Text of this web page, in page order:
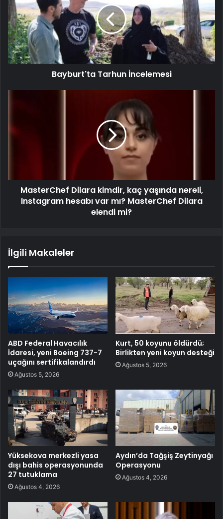
Bayburt'ta Tarhun İncelemesi
MasterChef Dilara kimdir, kaç yaşında nereli,
Instagram hesabı var mı? MasterChef Dilara
elendi mi?
İlgili Makaleler
ABD Federal Havacılık
İdaresi, yeni Boeing 737-7
uçağını sertifikalandırdı
Ağustos 5, 2026
Kurt, 50 koyunu öldürdü;
Birlikten yeni koyun desteği
Ağustos 5, 2026
Yüksekova merkezli yasa
dışı bahis operasyonunda
27 tutuklama
Ağustos 4, 2026
Aydın’da Tağşiş Zeytinyağı
Operasyonu
Ağustos 4, 2026